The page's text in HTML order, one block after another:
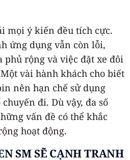
mọi ý kiến đều tích cực.
ứng dụng vẫn còn lỗi,
phủ rộng và việc đặt xe đôi
vài hành khách cho biết
nên hạn chế sử dụng
đi. Dù vậy, đa số
vấn đề có thể khắc
hoạt động.
SM SẼ CẠNH TRANH